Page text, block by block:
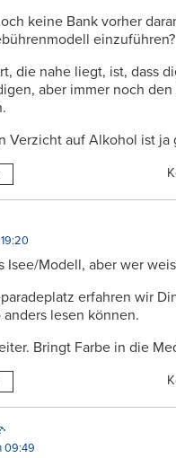
keine Bank vorher
einzuführen?
die nahe liegt, ist, dass
aber immer noch den
Verzicht auf Alkohol ist ja
Isee/Modell, aber wer
erfahren wir
lesen können.
Bringt Farbe in die
09:49